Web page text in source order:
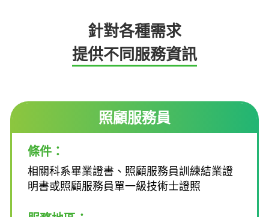
針對各種需求
提供不同服務資訊
照顧服務員
條件：
相關科系畢業證書、照顧服務員訓練結業證
明書或照顧服務員單一級技術士證照